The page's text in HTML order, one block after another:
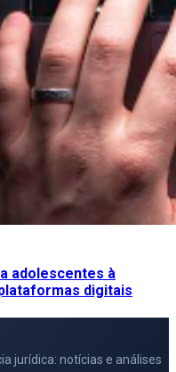
adolescentes à
digitais
jurídica: notícias e análises